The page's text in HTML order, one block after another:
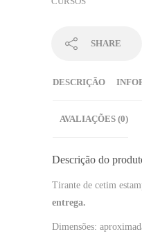
SHARE
DESCRIÇÃO
AVALIAÇÕES (0)
Descrição do
Tirante de cetim
entrega.
Dimensões: